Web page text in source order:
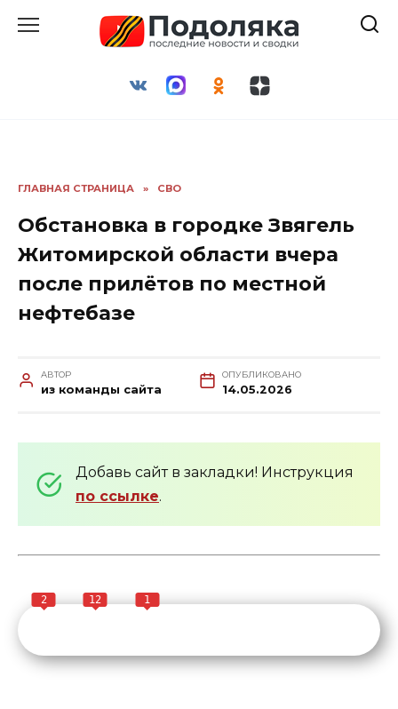
ГЛАВНАЯ СТРАНИЦА » СВО
Обстановка в городке Звягель
Житомирской области вчера
после прилётов по местной
нефтебазе
АВТОР
из команды сайта
ОПУБЛИКОВАНО
14.05.2026
Добавь сайт в закладки! Инструкция
по ссылке.
2 12 1